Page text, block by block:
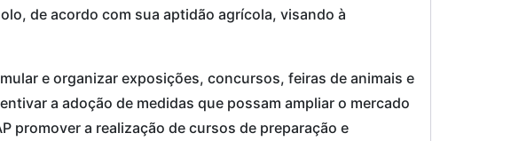
de acordo com sua aptidão agrícola, visando à
e organizar exposições, concursos, feiras de animais e
a adoção de medidas que possam ampliar o mercado
promover a realização de cursos de preparação e